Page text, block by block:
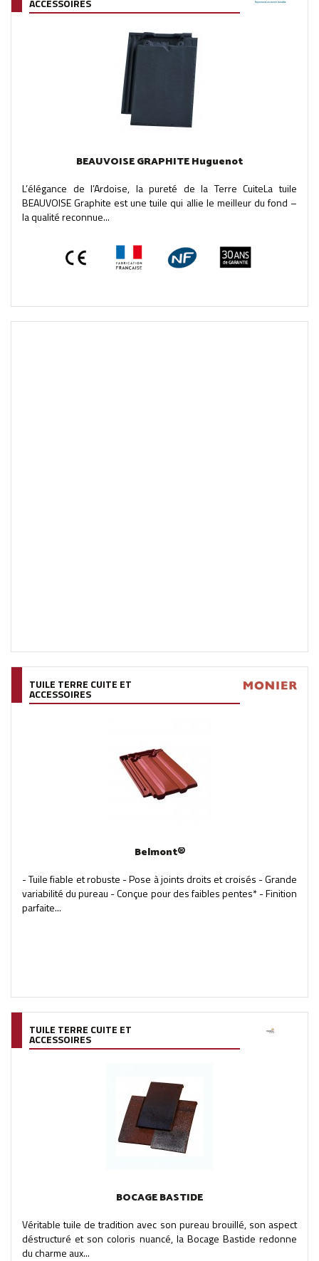
ACCESSOIRES
BEAUVOISE GRAPHITE Huguenot
L’élégance de l’Ardoise, la pureté de la Terre CuiteLa tuile
BEAUVOISE Graphite est une tuile qui allie le meilleur du fond –
la qualité reconnue...
TUILE TERRE CUITE ET
ACCESSOIRES
Belmont®
- Tuile fiable et robuste - Pose à joints droits et croisés - Grande
variabilité du pureau - Conçue pour des faibles pentes* - Finition
parfaite...
TUILE TERRE CUITE ET
ACCESSOIRES
BOCAGE BASTIDE
Véritable tuile de tradition avec son pureau brouillé, son aspect
déstructuré et son coloris nuancé, la Bocage Bastide redonne
du charme aux...